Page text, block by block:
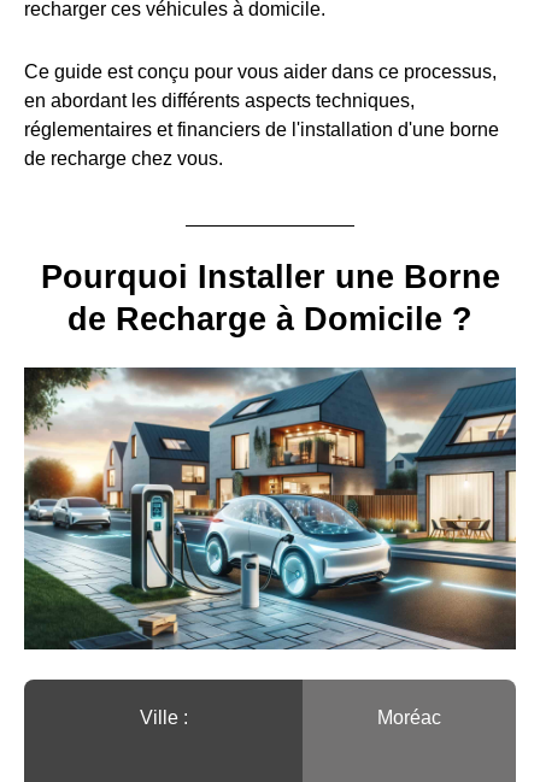
recharger ces véhicules à domicile.
Ce guide est conçu pour vous aider dans ce processus,
en abordant les différents aspects techniques,
réglementaires et financiers de l'installation d'une borne
de recharge chez vous.
Pourquoi Installer une Borne
de Recharge à Domicile ?
Ville :️ Moréac